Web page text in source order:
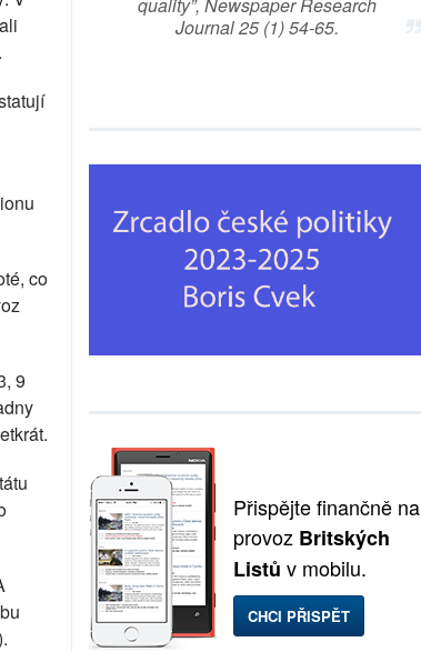
co
9
Journal 25 (1) 54-65.
Přispějte finančně na
provoz Britských
Listů v mobilu.
CHCI PŘISPĚT